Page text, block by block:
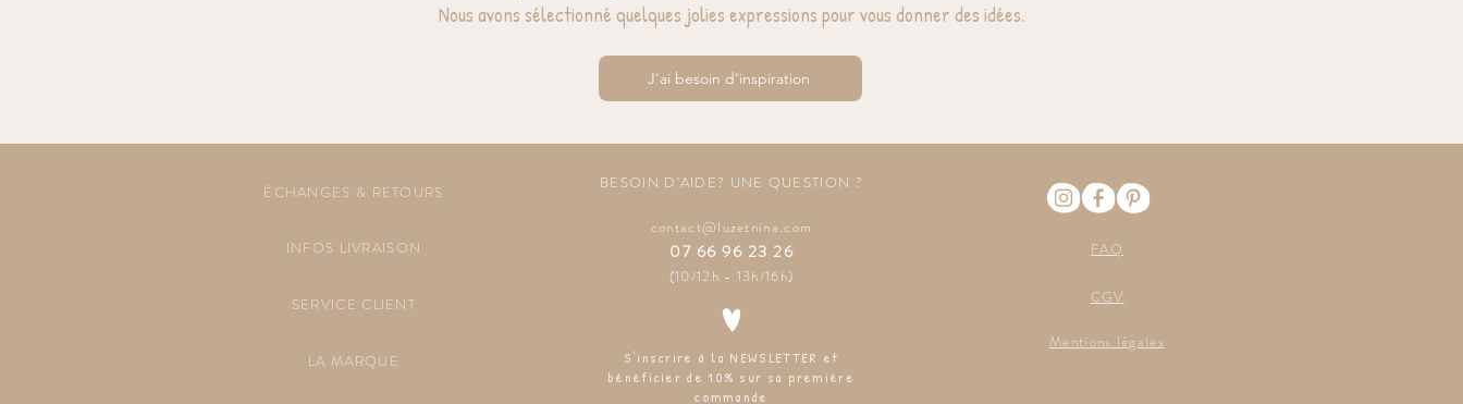
Nous avons sélectionné quelques jolies expressions pour vous donner des idées.
J'ai besoin d'inspiration
ÉCHANGES & RETOURS
INFOS LIVRAISON
SERVICE CLIENT
LA MARQUE
BESOIN D'AIDE? UNE QUESTION ?
contact@luzetnina.com
07 66 96 23 26
(10/12h - 13h/16h)
S'inscrire à la NEWSLETTER et
bénéficier de 10% sur sa première
commande
FAQ
CGV
Mentions légales